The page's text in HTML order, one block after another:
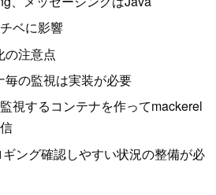
ベに影響
の注意点
毎の監視は実装が必要
視するコンテナを作ってmackerel
ング確認しやすい状況の整備が必